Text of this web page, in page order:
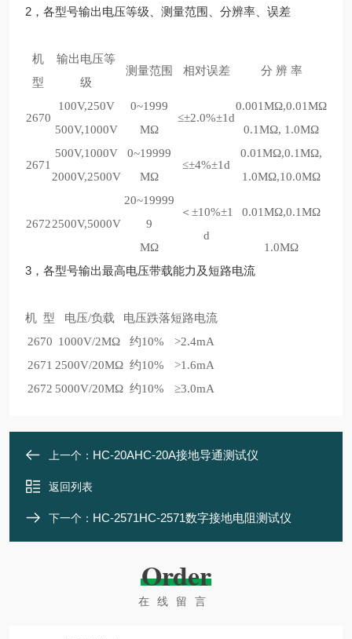
2，各型号输出电压等级、测量范围、分辨率、误差
机
型
输出电压等
级
测量范围 相对误差 分 辨 率
2670
100V,250V
0~1999
≤±2.0%±1d
0.001MΩ,0.01MΩ
500V,1000V
MΩ 0.1MΩ, 1.0MΩ
2671
500V,1000V
0~19999
≤±4%±1d
0.01MΩ,0.1MΩ,
2000V,2500V
MΩ 1.0MΩ,10.0MΩ
26722500V,5000V
20~19999
9
＜±10%±1
d
0.01MΩ,0.1MΩ
MΩ 1.0MΩ
3，各型号输出最高电压带载能力及短路电流
机 型 电压/负载 电压跌落短路电流
2670 1000V/2MΩ 约10%
>2.4mA
2671 2500V/20MΩ 约10%
>1.6mA
2672 5000V/20MΩ 约10% ≥3.0mA
上一个： HC-20AHC-20A接地导通测试仪
返回列表
下一个： HC-2571HC-2571数字接地电阻测试仪
Order
在线留言